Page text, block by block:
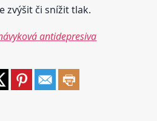
zvýšit či snížit tlak.
antidepresiva